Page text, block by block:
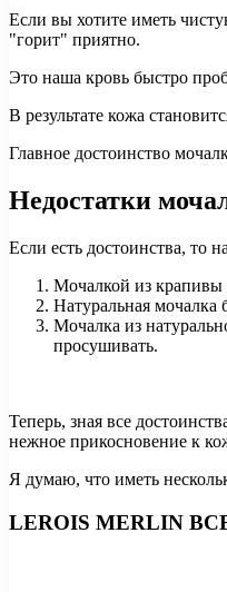
Если вы хотите иметь
"горит" приятно.
Это наша кровь быстро
В результате кожа
Главное достоинство
Недостатки
Если есть достоинства, то
Мочалкой из крапивы
Натуральная мочалка
Мочалка из
просушивать.
Теперь, зная все
нежное прикосновение к
Я думаю, что иметь
LEROIS